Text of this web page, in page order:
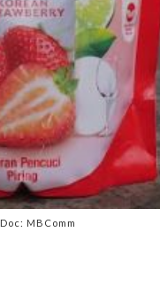
Doc: MBComm